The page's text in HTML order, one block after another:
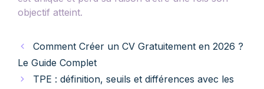
objectif atteint.
Comment Créer un CV Gratuitement en 2026 ?
Le Guide Complet
TPE : définition, seuils et différences avec les